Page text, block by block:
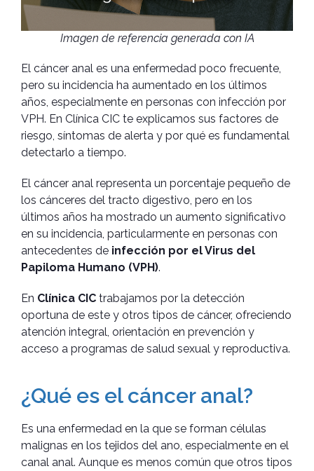
Imagen de referencia generada con IA
El cáncer anal es una enfermedad poco frecuente,
pero su incidencia ha aumentado en los últimos
años, especialmente en personas con infección por
VPH. En Clínica CIC te explicamos sus factores de
riesgo, síntomas de alerta y por qué es fundamental
detectarlo a tiempo.
El cáncer anal representa un porcentaje pequeño de
los cánceres del tracto digestivo, pero en los
últimos años ha mostrado un aumento significativo
en su incidencia, particularmente en personas con
antecedentes de infección por el Virus del
Papiloma Humano (VPH).
En Clínica CIC trabajamos por la detección
oportuna de este y otros tipos de cáncer, ofreciendo
atención integral, orientación en prevención y
acceso a programas de salud sexual y reproductiva.
¿Qué es el cáncer anal?
Es una enfermedad en la que se forman células
malignas en los tejidos del ano, especialmente en el
canal anal. Aunque es menos común que otros tipos